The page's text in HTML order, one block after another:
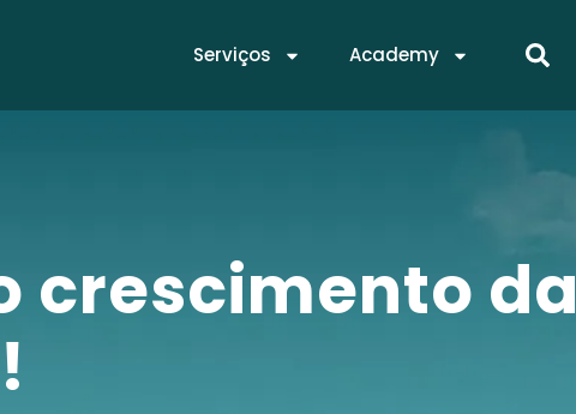
Serviços Academy
crescimento da